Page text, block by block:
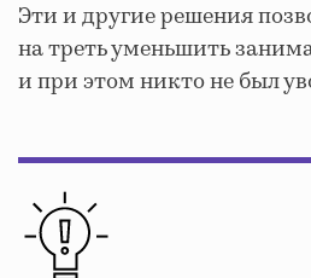
Эти и другие решения
на треть уменьшить
и при этом никто не был